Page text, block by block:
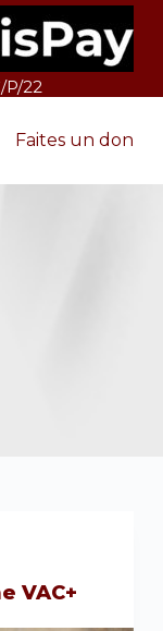
P/22
Faites un don
VAC+